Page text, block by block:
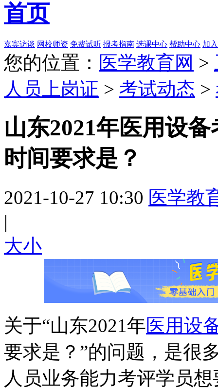
首页
嘉宾访谈 网校师资 免费试听 报考指南 选课中心 帮助中心 加
您的位置： 医学教育网 >
人员上岗证 > 考试动态 >
山东2021年医用设
时间要求是？
2021-10-27 10:30 医学教
|
大小
关于“山东2021年医用设
要求是？”的问题，是很
人员业务能力考评学员